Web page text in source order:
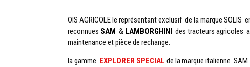
OIS AGRICOLE le représentant exclusif de la marque SOLIS
reconnues SAM & LAMBORGHINI
des tracteurs agricoles
maintenance et pièce de rechange.
la gamme EXPLORER SPECIAL de la marque italienne